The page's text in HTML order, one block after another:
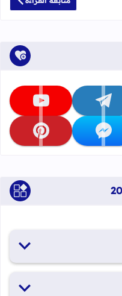
تابعنا على telegram تابعنا على youtube
تابعنا على messenger تابعنا على pinterest